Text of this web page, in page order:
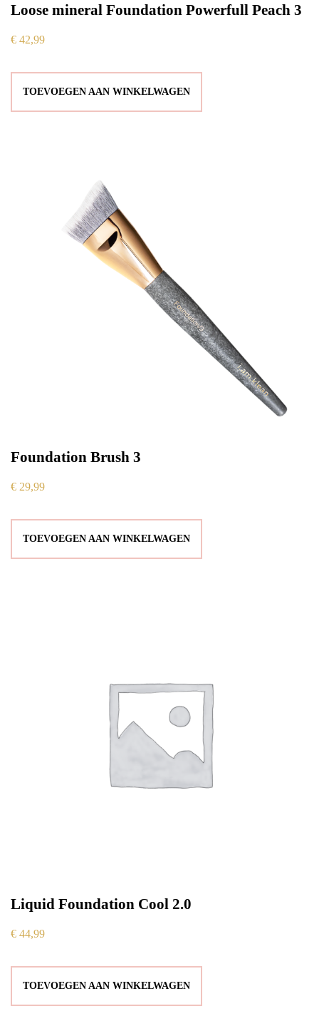
Loose mineral Foundation Powerfull Peach 3
€ 42,99
TOEVOEGEN AAN WINKELWAGEN
Foundation Brush 3
€ 29,99
TOEVOEGEN AAN WINKELWAGEN
Liquid Foundation Cool 2.0
€ 44,99
TOEVOEGEN AAN WINKELWAGEN